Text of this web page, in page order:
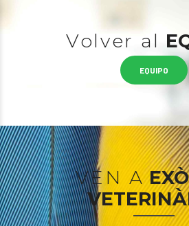
Volver al
EQUIPO
VEN A